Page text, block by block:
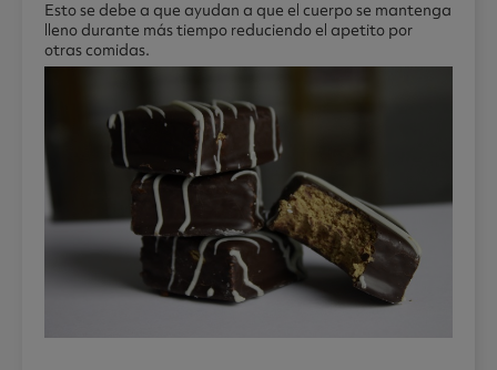
Esto se debe a que ayudan a que el cuerpo se mantenga
lleno durante más tiempo reduciendo el apetito por
otras comidas.